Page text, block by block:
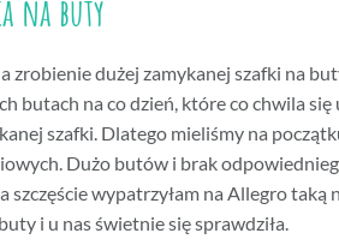
na buty
zrobienie dużej zamykanej szafki na
butach na co dzień, które co chwila się
szafki. Dlatego mieliśmy na
Dużo butów i brak
szczęście wypatrzyłam na Allegro
i u nas świetnie się sprawdziła.